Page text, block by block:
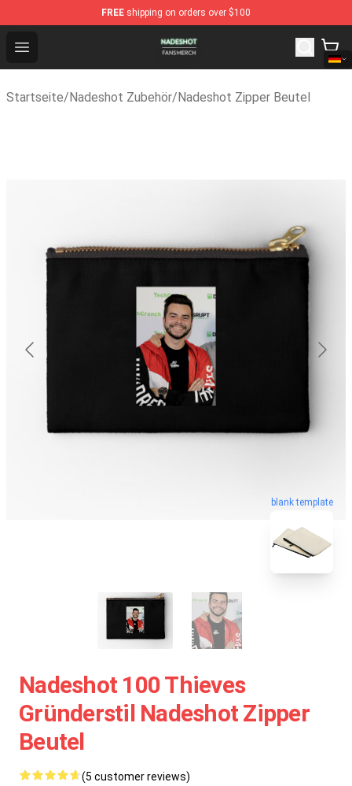
FREE shipping on orders over $100
Open menu
Nadeshot Shop - Official Nadeshot Merchandise Store
Startseite/Nadeshot Zubehör/Nadeshot Zipper Beutel
blank template
Nadeshot 100 Thieves
Gründerstil Nadeshot Zipper
Beutel
(5 customer reviews)